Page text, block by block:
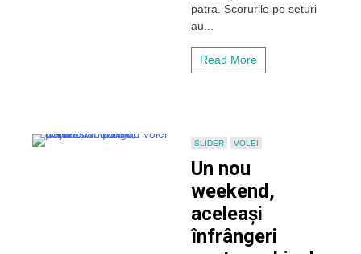
în
patra. Scorurile pe seturi
au...
Read More
SLIDER VOLEI
Un nou
weekend,
aceleași
înfrângeri